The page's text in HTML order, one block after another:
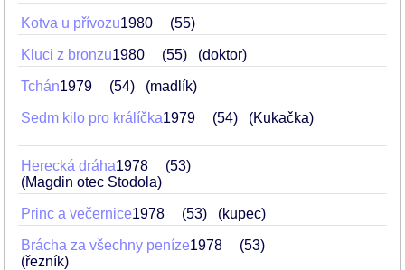
Kotva u přívozu1980 55
Kluci z bronzu1980 55 (doktor)
Tchán1979 54 (madlík)
Sedm kilo pro králíčka1979 54 (Kukačka)
Herecká dráha1978
53
(Magdin otec Stodola)
Princ a večernice1978 53 (kupec)
Brácha za všechny peníze1978
53
(řezník)